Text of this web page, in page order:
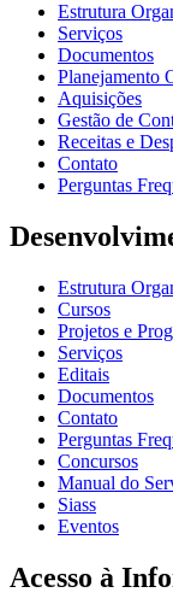
Estrutura
Serviços
Documentos
Planejamento
Aquisições
Gestão de
Receitas e
Contato
Perguntas
Estrutura
Cursos
Projetos e
Serviços
Editais
Documentos
Contato
Perguntas
Concursos
Manual do
Siass
Eventos
Acesso à